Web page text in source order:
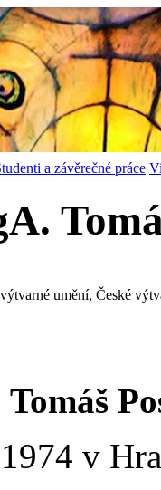
a závěrečné práce
umění, České
v